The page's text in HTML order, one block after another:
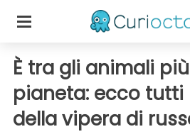
È tra gli animali
pianeta: ecco tutti
della vipera di